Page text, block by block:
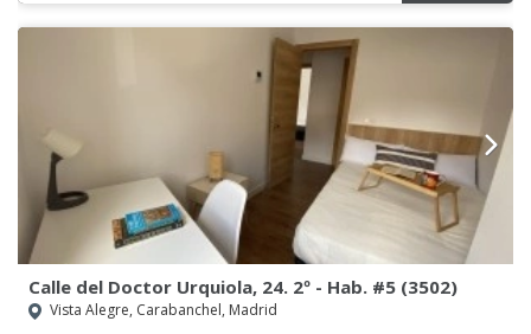
Calle del Doctor Urquiola, 24. 2º - Hab. #5 (3502)
Vista Alegre, Carabanchel, Madrid